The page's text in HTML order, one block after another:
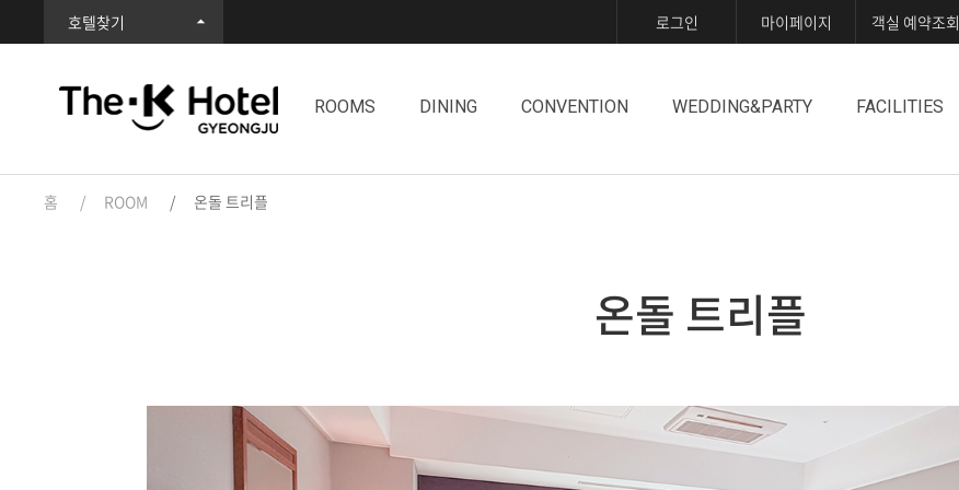
호텔찾기 로그인 마이페이지 객실 예약조회
ROOMS DINING CONVENTION WEDDING&PARTY FACILITIES
홈 ROOM 온돌 트리플
온돌 트리플